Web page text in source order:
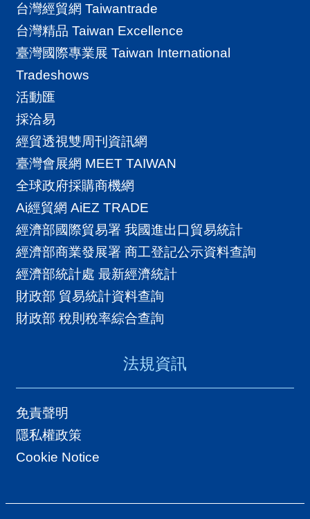
台灣經貿網 Taiwantrade
台灣精品 Taiwan Excellence
臺灣國際專業展 Taiwan International
Tradeshows
活動匯
採洽易
經貿透視雙周刊資訊網
臺灣會展網 MEET TAIWAN
全球政府採購商機網
Ai經貿網 AiEZ TRADE
經濟部國際貿易署 我國進出口貿易統計
經濟部商業發展署 商工登記公示資料查詢
經濟部統計處 最新經濟統計
財政部 貿易統計資料查詢
財政部 稅則稅率綜合查詢
法規資訊
免責聲明
隱私權政策
Cookie Notice